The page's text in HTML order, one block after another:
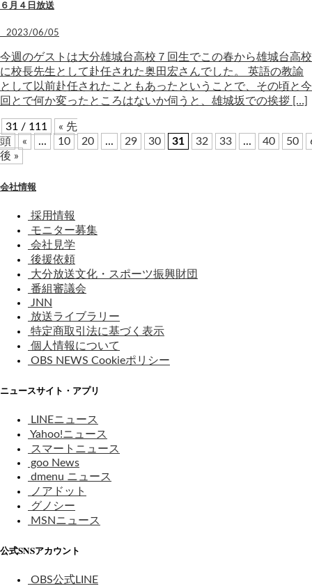
６月４日放送
2023/06/05
今週のゲストは大分雄城台高校７回生でこの春から雄城台高校
に校長先生として赴任された奥田宏さんでした。 英語の教諭
として以前赴任されたこともあったということで、その頃と今
回とで何か変ったところはないか伺うと、雄城坂での挨拶 […]
31 / 111
« 先
頭
« ... 10 20 ... 29 30 31 32 33 ... 40 50
後 »
会社情報
採用情報
モニター募集
会社見学
後援依頼
大分放送文化・スポーツ振興財団
番組審議会
JNN
放送ライブラリー
特定商取引法に基づく表示
個人情報について
OBS NEWS Cookieポリシー
ニュースサイト・アプリ
LINEニュース
Yahoo!ニュース
スマートニュース
goo News
dmenu ニュース
ノアドット
グノシー
MSNニュース
公式SNSアカウント
OBS公式LINE